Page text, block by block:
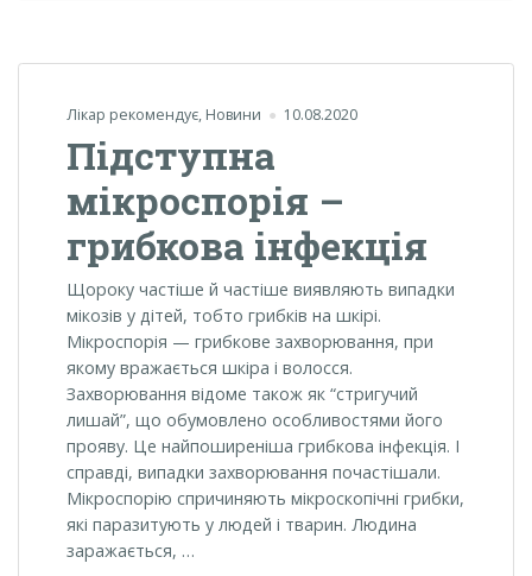
Лікар рекомендує, Новини 10.08.2020
Підступна
мікроспорія –
грибкова інфекція
Щороку частіше й частіше виявляють випадки
мікозів у дітей, тобто грибків на шкірі.
Мікроспорія — грибкове захворювання, при
якому вражається шкіра і волосся.
Захворювання відоме також як “стригучий
лишай”, що обумовлено особливостями його
прояву. Це найпоширеніша грибкова інфекція. І
справді, випадки захворювання почастішали.
Мікроспорію спричиняють мікроскопічні грибки,
які паразитують у людей і тварин. Людина
заражається, …